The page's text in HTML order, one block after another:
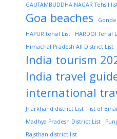
GAUTAMBUDDHA NAGAR Tehsil
Goa beaches
HAPUR tehsil List
HARDOI Tehsil
Himachal Pradesh All District List
India tourism
India travel
international
Jharkhand district List
list of
Madhya Pradesh District List
Rajsthan district list